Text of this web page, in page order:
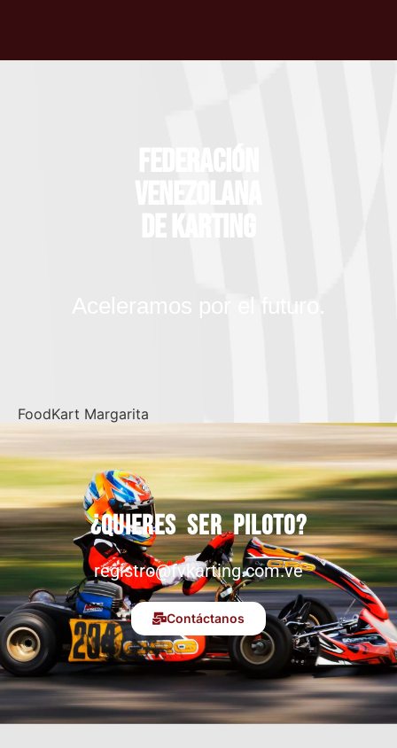
FoodKart Margarita
¿Quieres ser piloto?
registro@fvkarting.com.ve
Contáctanos